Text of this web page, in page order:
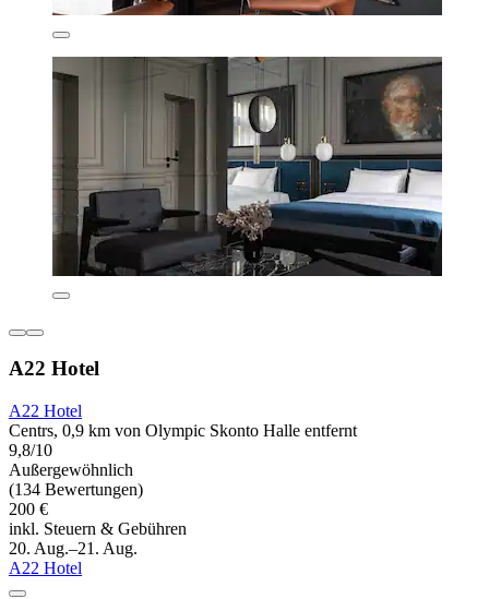
A22 Hotel
A22 Hotel
Centrs, 0,9 km von Olympic Skonto Halle entfernt
9,8/10
Außergewöhnlich
(134 Bewertungen)
200 €
inkl. Steuern & Gebühren
20. Aug.–21. Aug.
A22 Hotel